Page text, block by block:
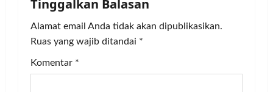
v
i
g
Tinggalkan Balasan
Alamat email Anda tidak akan dipublikasikan.
Ruas yang wajib ditandai *
Komentar *